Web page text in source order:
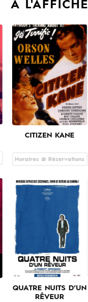
À L'AFFICHE
CITIZEN KANE
Horaires & Réservations
QUATRE NUITS D’UN
RÊVEUR